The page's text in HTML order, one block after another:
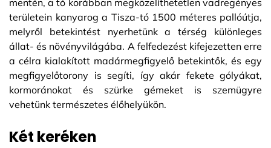
mentén, a tó korábban megközelíthetetlen vadregényes
területein kanyarog a Tisza-tó 1500 méteres pallóútja,
melyről betekintést nyerhetünk a térség különleges
állat- és növényvilágába. A felfedezést kifejezetten erre
a célra kialakított madármegfigyelő betekintők, és egy
megfigyelőtorony is segíti, így akár fekete gólyákat,
kormoránokat és szürke gémeket is szemügyre
vehetünk természetes élőhelyükön.
Két keréken